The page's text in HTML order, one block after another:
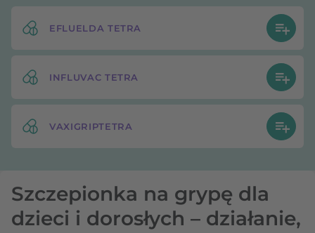
EFLUELDA TETRA
INFLUVAC TETRA
VAXIGRIPTETRA
Szczepionka na grypę dla
dzieci i dorosłych – działanie,